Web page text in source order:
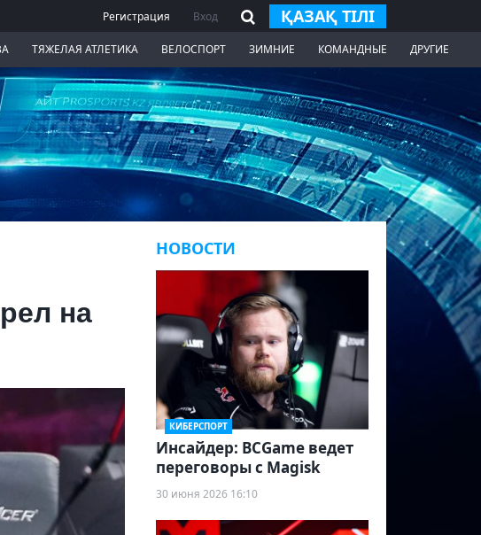
Регистрация Вход ҚАЗАҚ ТІЛІ
ТЯЖЕЛАЯ АТЛЕТИКА ВЕЛОСПОРТ ЗИМНИЕ КОМАНДНЫЕ ДРУГИЕ
на
НОВОСТИ
КИБЕРСПОРТ
Инсайдер: BCGame ведет
переговоры с Magisk
30 июня 2026 16:10